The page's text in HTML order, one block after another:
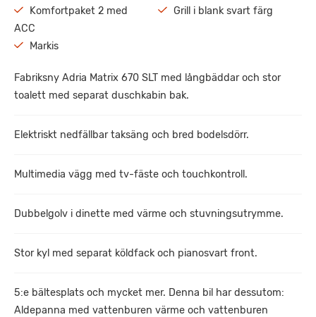
Komfortpaket 2 med
ACC
Grill i blank svart färg
Markis
Fabriksny Adria Matrix 670 SLT med långbäddar och stor
toalett med separat duschkabin bak.
Elektriskt nedfällbar taksäng och bred bodelsdörr.
Multimedia vägg med tv-fäste och touchkontroll.
Dubbelgolv i dinette med värme och stuvningsutrymme.
Stor kyl med separat köldfack och pianosvart front.
5:e bältesplats och mycket mer. Denna bil har dessutom:
Aldepanna med vattenburen värme och vattenburen